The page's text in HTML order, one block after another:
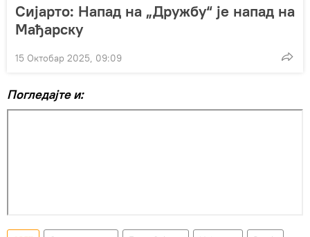
Сијарто: Напад на „Дружбу“ је напад на
Мађарску
15 Октобар 2025, 09:09
Погледајте и: